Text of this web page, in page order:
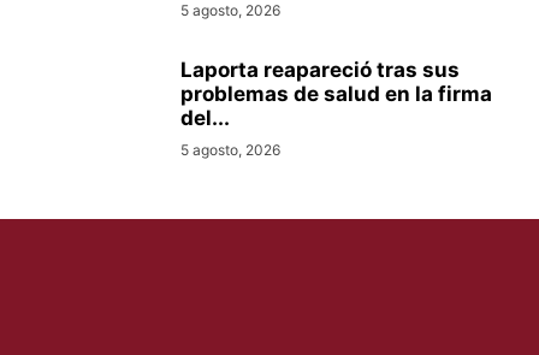
5 agosto, 2026
Laporta reapareció tras sus
problemas de salud en la firma
del...
5 agosto, 2026